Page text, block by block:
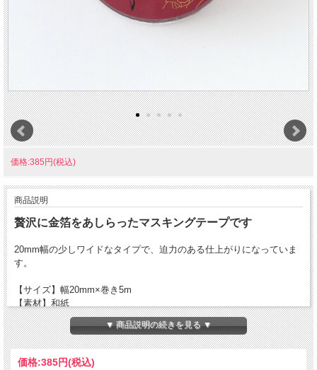
価格:385円(税込)
商品説明
贅沢に金箔をあしらったマスキングテープです
20mm幅の少しワイドなタイプで、迫力のある仕上がりになっていま
す。
【サイズ】幅20mm×巻き5m
【素材】和紙
Made in China
▼ 商品説明の続きを見る ▼
価格:385円(税込)